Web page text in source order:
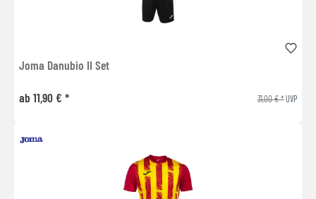
Joma Danubio II Set
ab 11,90 € * 31,00 € *UVP